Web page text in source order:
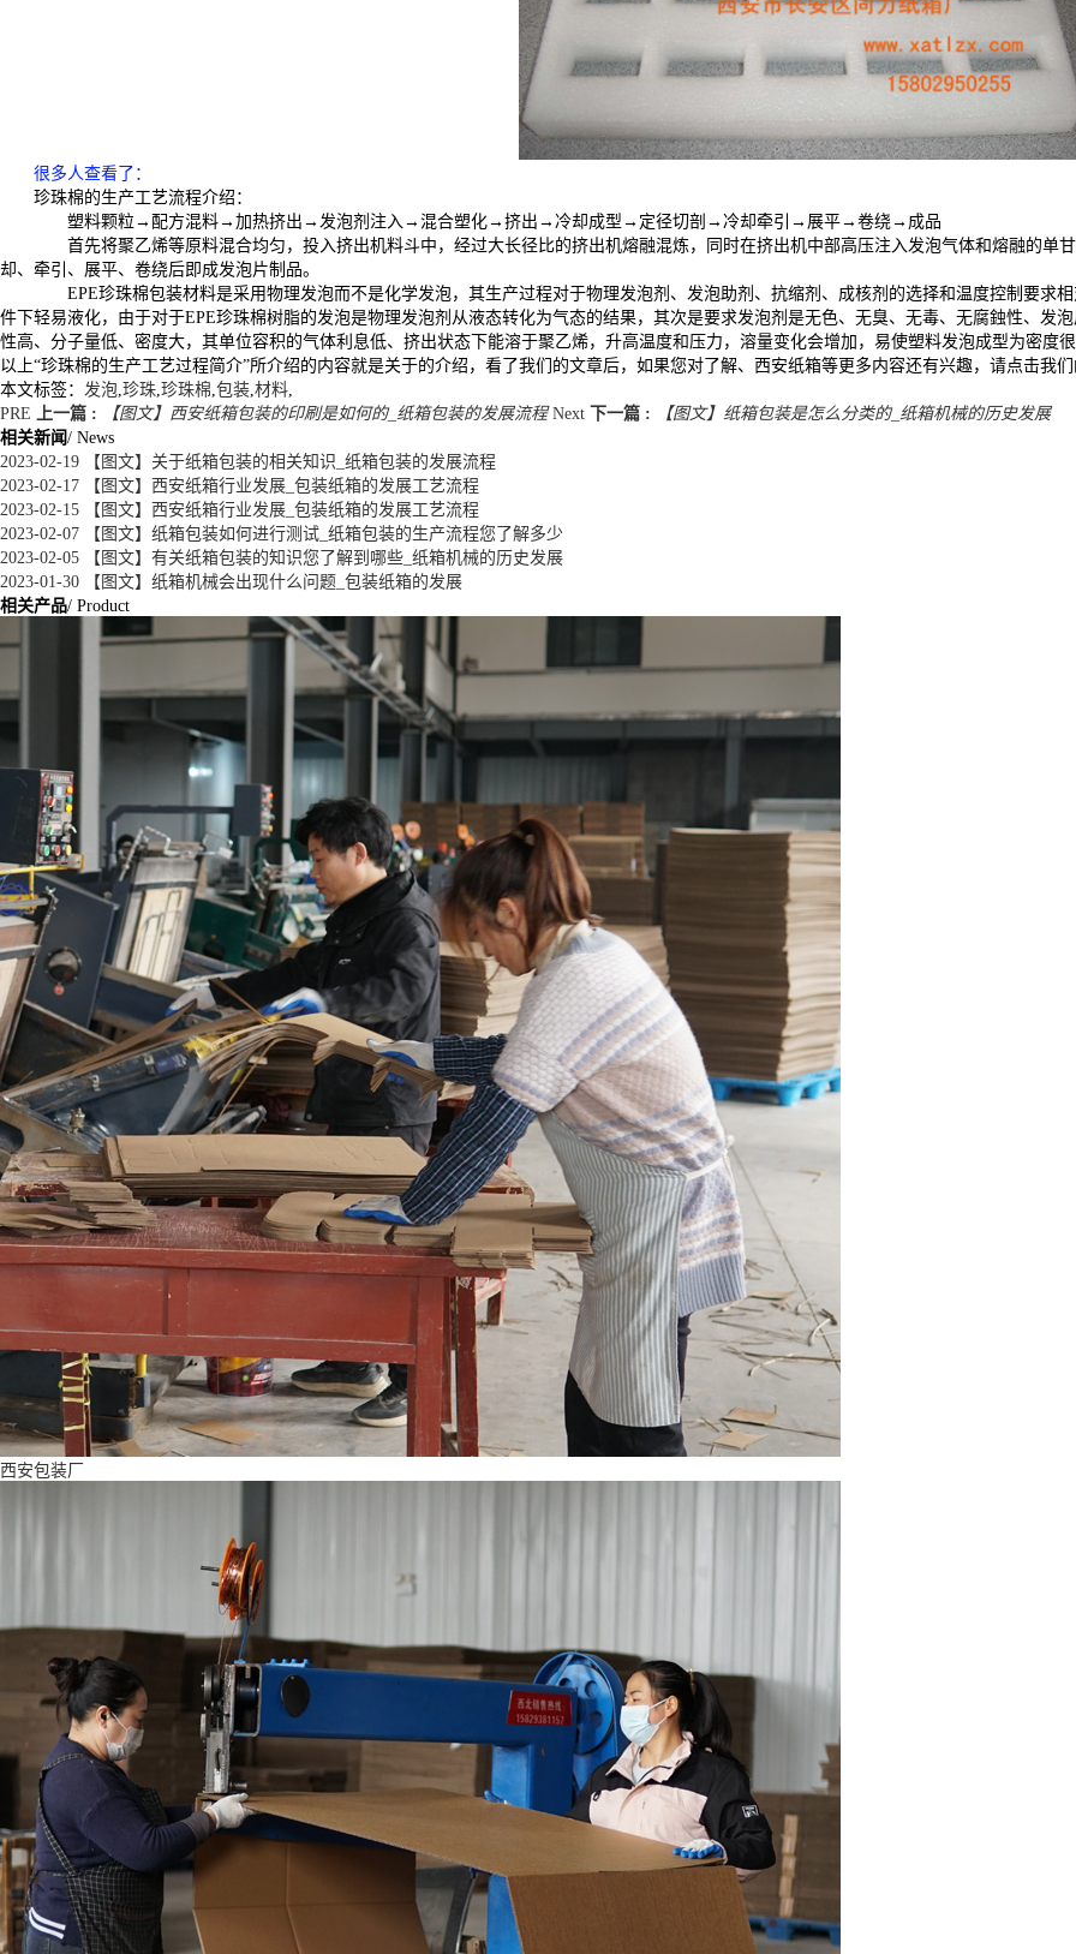
很多人查看了 ：
珍珠棉的生产工艺流程介绍：
塑料颗粒→配方混料→加热挤出→发泡剂注入→混合塑化→挤出→冷却成型→定径切剖→冷却牵引→展平→卷绕→成品
首先将聚乙烯等原料混合均匀，投入挤出机料斗中，经过大长径比的挤出机熔融混炼，同时在挤出机中部高压注入发泡气体和熔融的单
却、牵引、展平、卷绕后即成发泡片制品。
EPE珍珠棉包装材料是采用物理发泡而不是化学发泡，其生产过程对于物理发泡剂、发泡助剂、抗缩剂、成核剂的选择和温度控制要求
件下轻易液化，由于对于EPE珍珠棉树脂的发泡是物理发泡剂从液态转化为气态的结果，其次是要求发泡剂是无色、无臭、无毒、无腐鉵性、发
性高、分子量低、密度大，其单位容积的气体利息低、挤出状态下能溶于聚乙烯，升高温度和压力，溶量变化会增加，易使塑料发泡成型为密度很
以上“珍珠棉的生产工艺过程简介”所介绍的内容就是关于的介绍，看了我们的文章后，如果您对了解、西安纸箱等更多内容还有兴趣，请点击我们
本文标签： 发泡 珍珠 珍珠棉 包装 材料
PRE
上一篇 : 【图文】西安纸箱包装的印刷是如何的_纸箱包装的发展流程 Next 下一篇 :
【图文】纸箱包装是怎么分类的_纸箱机械的历史发展
相关新闻/ News
2023-02-19 【图文】关于纸箱包装的相关知识_纸箱包装的发展流程
2023-02-17 【图文】西安纸箱行业发展_包装纸箱的发展工艺流程
2023-02-15 【图文】西安纸箱行业发展_包装纸箱的发展工艺流程
2023-02-07 【图文】纸箱包装如何进行测试_纸箱包装的生产流程您了解多少
2023-02-05 【图文】有关纸箱包装的知识您了解到哪些_纸箱机械的历史发展
2023-01-30 【图文】纸箱机械会出现什么问题_包装纸箱的发展
相关产品/ Product
西安包装厂